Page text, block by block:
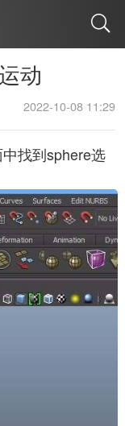
动
2022-10-08 11:29
找到sphere选
取消